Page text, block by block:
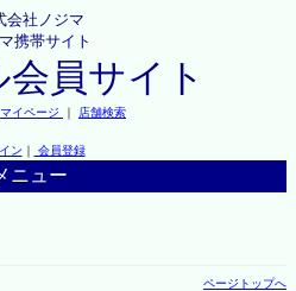
会社ノジマ
携帯サイト
員サイト
マイページ ｜ 店舗検索
ン ｜ 会員登録
ニュー
ページトップへ